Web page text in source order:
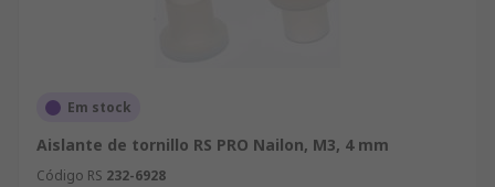
Em stock
Aislante de tornillo RS PRO Nailon, M3, 4 mm
Código RS 232-6928